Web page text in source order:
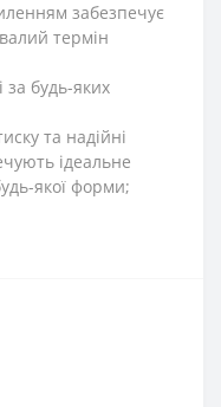
забезпечує
термін
за будь-яких
та надійні
ідеальне
якої форми;